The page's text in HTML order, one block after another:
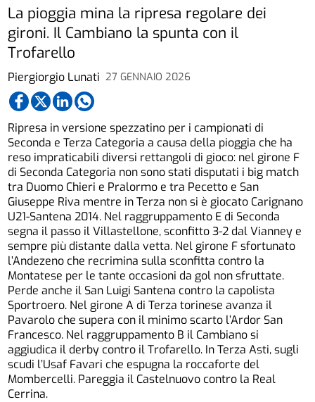
Piergiorgio Lunati 27 GENNAIO 2026
La pioggia mina la ripresa regolare dei
gironi. Il Cambiano la spunta con il
Trofarello
Ripresa in versione spezzatino per i campionati di
Seconda e Terza Categoria a causa della pioggia che ha
reso impraticabili diversi rettangoli di gioco: nel girone F
di Seconda Categoria non sono stati disputati i big match
tra Duomo Chieri e Pralormo e tra Pecetto e San
Giuseppe Riva mentre in Terza non si è giocato Carignano
U21-Santena 2014. Nel raggruppamento E di Seconda
segna il passo il Villastellone, sconfitto 3-2 dal Vianney e
sempre più distante dalla vetta. Nel girone F sfortunato
l’Andezeno che recrimina sulla sconfitta contro la
Montatese per le tante occasioni da gol non sfruttate.
Perde anche il San Luigi Santena contro la capolista
Sportroero. Nel girone A di Terza torinese avanza il
Pavarolo che supera con il minimo scarto l’Ardor San
Francesco. Nel raggruppamento B il Cambiano si
aggiudica il derby contro il Trofarello. In Terza Asti, sugli
scudi l’Usaf Favari che espugna la roccaforte del
Mombercelli. Pareggia il Castelnuovo contro la Real
Cerrina.